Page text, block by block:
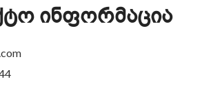
ინფორმაცია